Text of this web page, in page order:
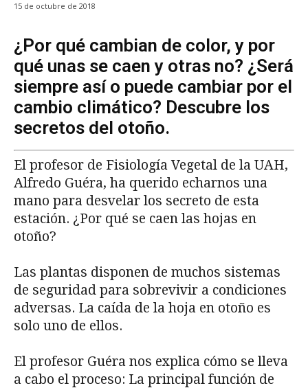
15 de octubre de 2018
¿Por qué cambian de color, y por
qué unas se caen y otras no? ¿Será
siempre así o puede cambiar por el
cambio climático? Descubre los
secretos del otoño.
El profesor de Fisiología Vegetal de la UAH,
Alfredo Guéra, ha querido echarnos una
mano para desvelar los secreto de esta
estación. ¿Por qué se caen las hojas en
otoño?
Las plantas disponen de muchos sistemas
de seguridad para sobrevivir a condiciones
adversas. La caída de la hoja en otoño es
solo uno de ellos.
El profesor Guéra nos explica cómo se lleva
a cabo el proceso: La principal función de